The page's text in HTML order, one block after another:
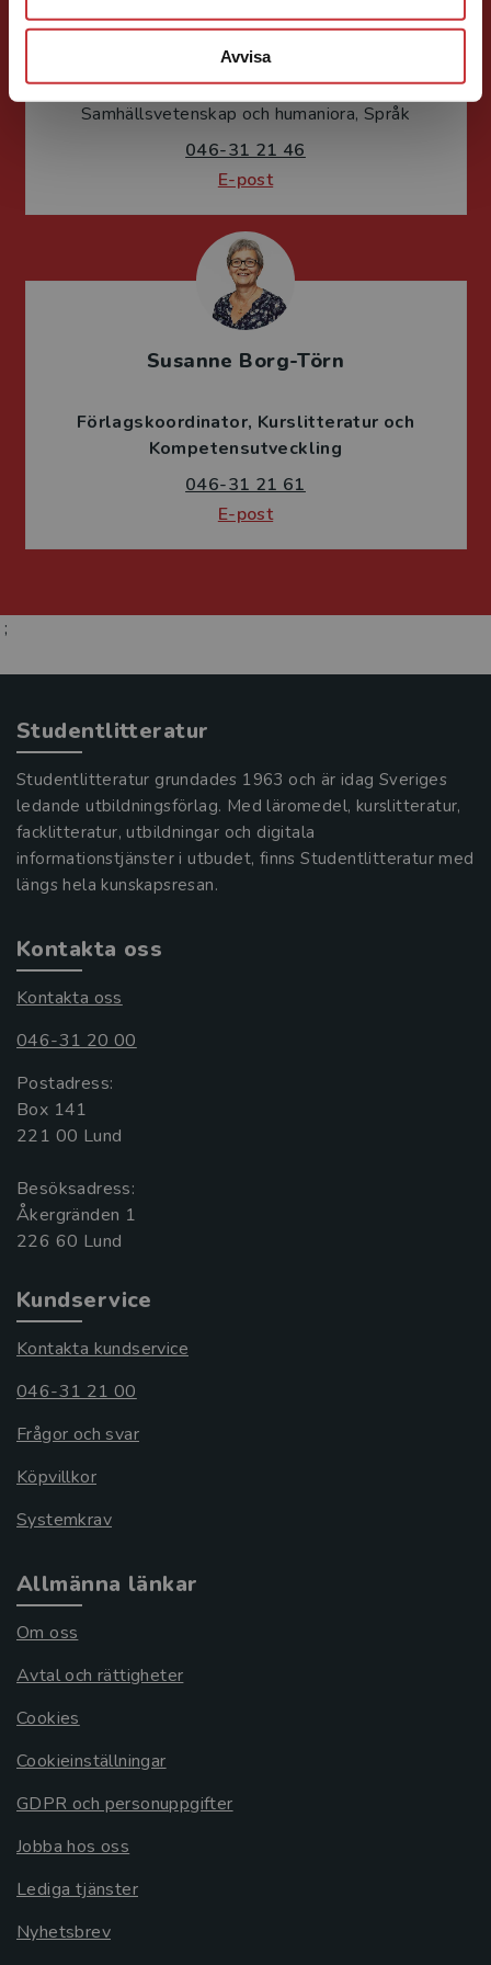
Avvisa
Caroline Boussard
Förläggare
Samhällsvetenskap och humaniora, Språk
046-31 21 46
E-post
Susanne Borg-Törn
Förlagskoordinator Kurslitteratur och
Kompetensutveckling
046-31 21 61
E-post
;
Studentlitteratur
Studentlitteratur grundades 1963 och är idag Sveriges
ledande utbildningsförlag. Med läromedel, kurslitteratur,
facklitteratur, utbildningar och digitala
informationstjänster i utbudet, finns Studentlitteratur med
längs hela kunskapsresan.
Kontakta oss
Kontakta oss
046-31 20 00
Postadress:
Box 141
221 00 Lund
Besöksadress:
Åkergränden 1
Kundservice
Kontakta kundservice
046-31 21 00
Frågor och svar
Köpvillkor
Systemkrav
Allmänna länkar
Om oss
Avtal och rättigheter
Cookies
Cookieinställningar
GDPR och personuppgifter
Jobba hos oss
Lediga tjänster
Nyhetsbrev